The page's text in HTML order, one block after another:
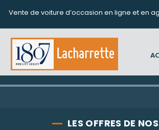
Vente de voiture d’occasion en ligne et en
LES OFFRES DE